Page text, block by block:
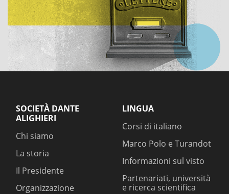
SOCIETÀ DANTE
ALIGHIERI
Chi siamo
La storia
Il Presidente
Organizzazione
LINGUA
Corsi di italiano
Marco Polo e Turandot
Informazioni sul visto
Partenariati, università
e ricerca scientifica